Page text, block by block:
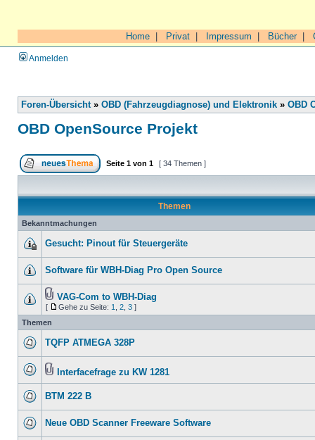
Home Privat Impressum Bücher|
Anmelden
Foren-Übersicht» OBD (Fahrzeugdiagnose) und Elektronik » OBD
OBD OpenSource Projekt
Seite 1 von 1 [ 34 Themen ]
Themen
Bekanntmachungen
Gesucht: Pinout für Steuergeräte
Software für WBH-Diag Pro Open Source
VAG-Com to WBH-Diag
[ Gehe zu Seite: 1 2 3 ]
Themen
TQFP ATMEGA 328P
Interfacefrage zu KW 1281
BTM 222 B
Neue OBD Scanner Freeware Software